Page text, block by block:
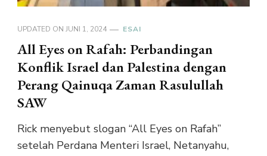
UPDATED ON JUNI 1, 2024 ESAI
All Eyes on Rafah: Perbandingan
Konflik Israel dan Palestina dengan
Perang Qainuqa Zaman Rasulullah
SAW
Rick menyebut slogan “All Eyes on Rafah”
setelah Perdana Menteri Israel, Netanyahu,